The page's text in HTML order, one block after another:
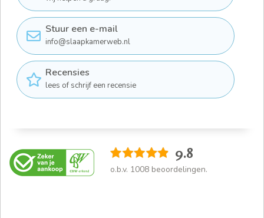
Stuur een e-mail
info@slaapkamerweb.nl
Recensies
lees of schrijf een recensie
9.8
o.b.v. 1008 beoordelingen.